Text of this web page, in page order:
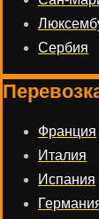
Сербия
Франция
Италия
Испания